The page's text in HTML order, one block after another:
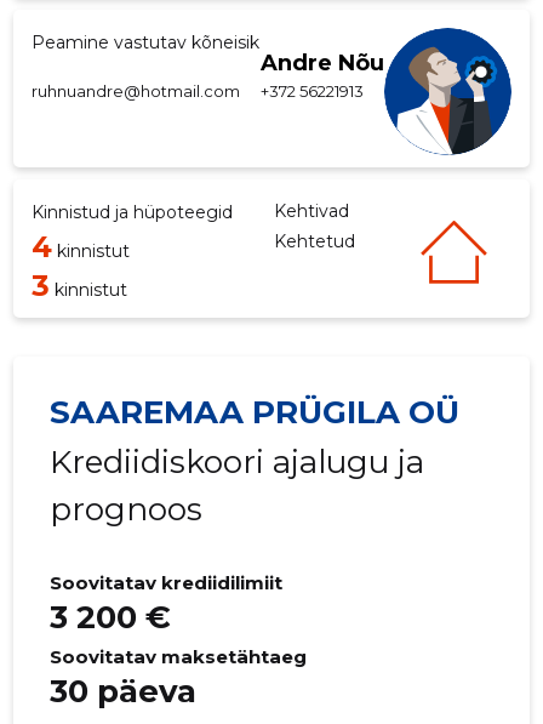
Peamine vastutav kõneisik
Andre Nõu
ruhnuandre@hotmail.com +372 56221913
Kinnistud ja hüpoteegid Kehtivad
4 kinnistut Kehtetud
3 kinnistut
SAAREMAA PRÜGILA OÜ
Krediidiskoori ajalugu ja
prognoos
Soovitatav krediidilimiit
3 200 €
Soovitatav maksetähtaeg
30 päeva